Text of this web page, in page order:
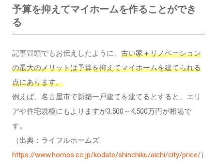
予算を抑えてマイホームを作ることができ
る
記事冒頭でもお伝えしたように、 古い家＋リノベーション
の最大のメリットは予算を抑えてマイホームを建てられる
点にあります。
例えば、名古屋市で新築一戸建てを建てるとすると、エリ
アや住宅規模にもよりますが3,500～4,500万円が相場で
す。
（出典：ライフルホームズ
https://www.homes.co.jp/kodate/shinchiku/aichi/city/price/）